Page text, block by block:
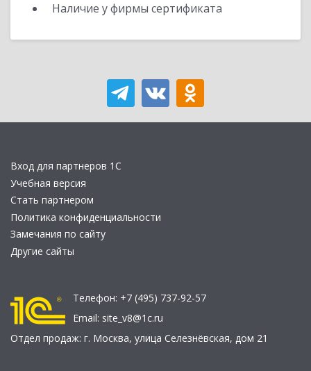
Наличие у фирмы сертификата
Вход для партнеров 1С
Учебная версия
Стать партнером
Политика конфиденциальности
Замечания по сайту
Другие сайты
Телефон: +7 (495) 737-92-57
Email: site_v8@1c.ru
Отдел продаж: г. Москва, улица Селезнёвская, дом 21